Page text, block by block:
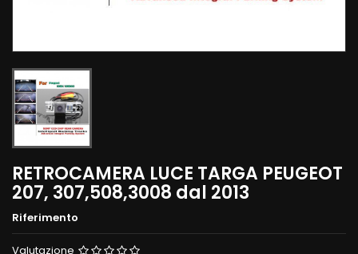
RETROCAMERA LUCE TARGA PEUGEOT
207, 307,508,3008 dal 2013
Riferimento
Valutazione